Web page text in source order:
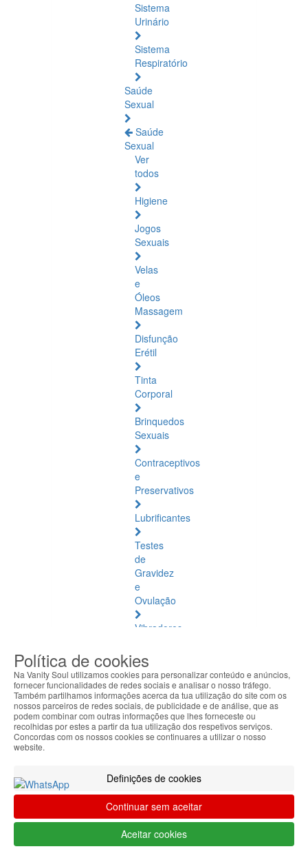
Sistema
Urinário
Sistema
Respiratório
Saúde
Sexual
Saúde
Sexual
Ver
todos
Higiene
Jogos
Sexuais
Velas
e
Óleos
Massagem
Disfunção
Erétil
Tinta
Corporal
Brinquedos
Sexuais
Contraceptivos
e
Preservativos
Lubrificantes
Testes
de
Gravidez
e
Ovulação
Vibradores
Estimuladores
Saúde
Natural
Saúde
Natural
Âmbar
Báltico
Articulações
e
Política de cookies
Na Vanity Soul utilizamos cookies para personalizar conteúdo e anúncios,
fornecer funcionalidades de redes sociais e analisar o nosso tráfego.
Também partilhamos informações acerca da tua utilização do site com os
nossos parceiros de redes sociais, de publicidade e de análise, que as
podem combinar com outras informações que lhes forneceste ou
recolhidas por estes a partir da tua utilização dos respetivos serviços.
Concordas com os nossos cookies se continuares a utilizar o nosso
website.
Definições de cookies
Continuar sem aceitar
Aceitar cookies